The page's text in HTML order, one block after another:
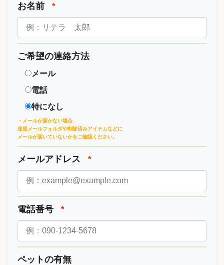
お名前 *
ご希望の連絡方法
メール
電話
特になし
・メールが届かない場合、
迷惑メールフォルダや削除済みアイテムなどに
メールが届いていないかをご確認ください。
メールアドレス *
電話番号 *
ペットの有無